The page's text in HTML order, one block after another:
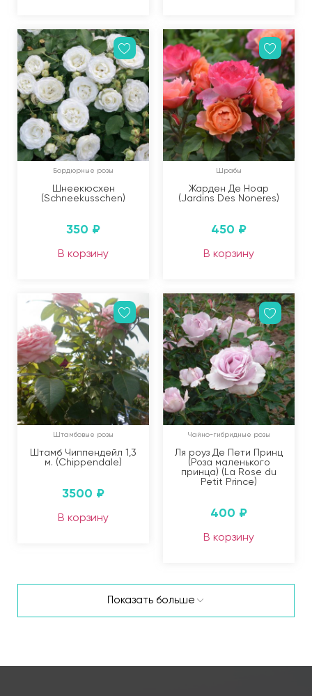
Бордюрные розы
Шнеекюсхен
(Schneekusschen)
350 ₽
В корзину
Шрабы
Жарден Де Ноар
(Jardins Des Noneres)
450 ₽
В корзину
Штамбовые розы
Штамб Чиппендейл 1,3
м. (Chippendale)
3500 ₽
В корзину
Чайно-гибридные розы
Ля роуз Де Пети Принц
(Роза маленького
принца) (La Rose du
Petit Prince)
400 ₽
В корзину
Показать больше